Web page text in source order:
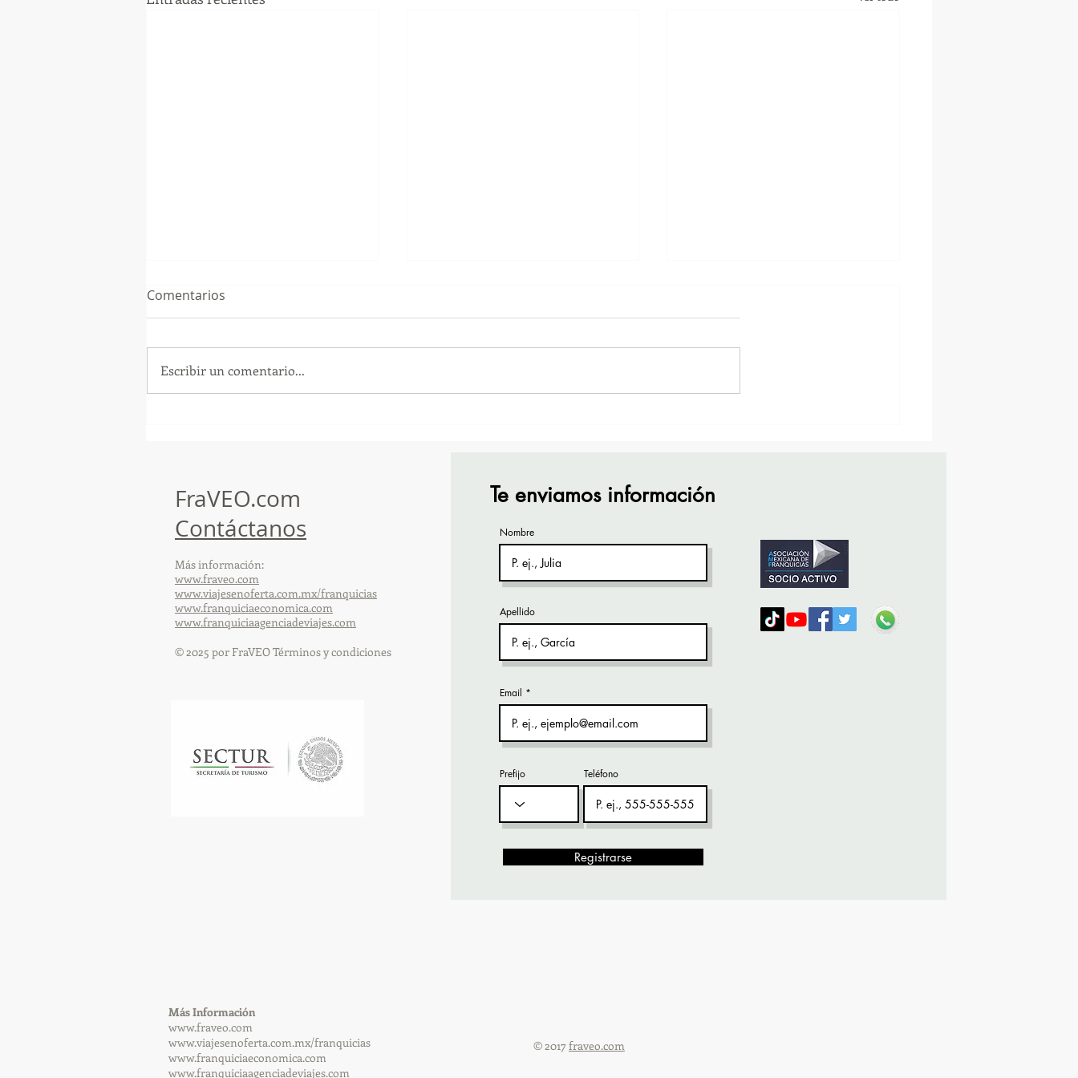
Comentarios
Escribir un comentario...
FraVEO.com
Contáctanos
Más información:
www.fraveo.com
www.viajesenoferta.com.mx/franquicias
www.franquiciaeconomica.com
www.franquiciaagenciadeviajes.com
© 2025 por FraVEO Términos y condiciones
Te enviamos información
Nombre
Apellido
Email
Prefijo Teléfono
Registrarse
​Más Información
www.fraveo.com
www.viajesenoferta.com.mx/franquicias
www.franquiciaeconomica.com
www.franquiciaagenciadeviajes.com
© 2017 fraveo.com